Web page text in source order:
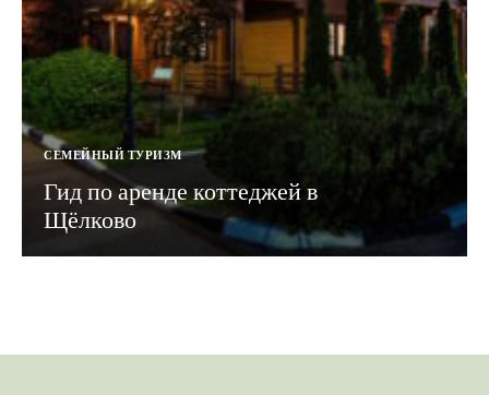
СЕМЕЙНЫЙ ТУРИЗМ
Гид по аренде коттеджей в
Щёлково